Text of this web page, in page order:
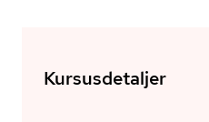
Kursusdetaljer